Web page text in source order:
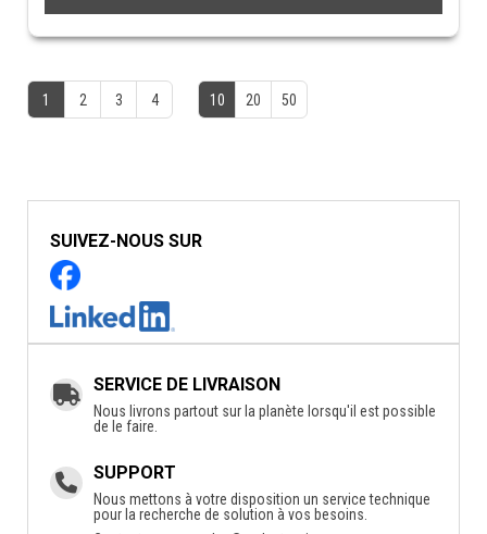
1 2 3 4 10 20 50
SUIVEZ-NOUS SUR
SERVICE DE LIVRAISON
Nous livrons partout sur la planète lorsqu'il est possible
de le faire.
SUPPORT
Nous mettons à votre disposition un service technique
pour la recherche de solution à vos besoins.